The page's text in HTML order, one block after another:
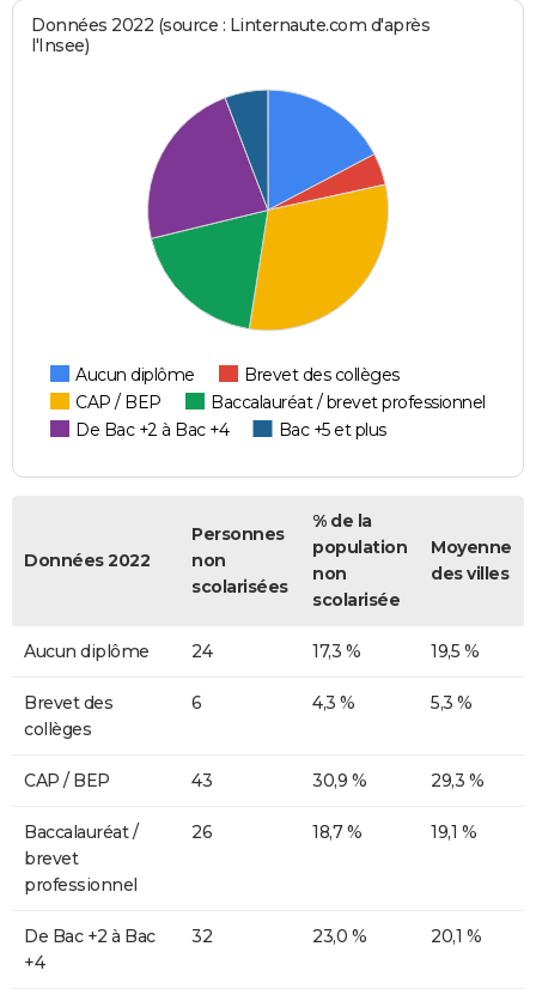
Données 2022 (source : Linternaute.com d'après
l'Insee)
Aucun diplôme
Brevet des collèges
CAP / BEP
Baccalauréat / brevet professionnel
De Bac +2 à Bac +4
Bac +5 et plus
Données 2022
Personnes
non
scolarisées
% de la
population
non
scolarisée
Moyenne
des villes
Aucun diplôme 24 17,3 % 19,5 %
Brevet des
collèges
6 4,3 % 5,3 %
CAP / BEP 43 30,9 % 29,3 %
Baccalauréat /
brevet
professionnel
26 18,7 % 19,1 %
De Bac +2 à Bac
+4
32 23,0 % 20,1 %